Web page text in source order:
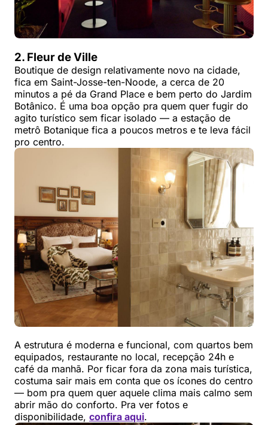
2. Fleur de Ville
Boutique de design relativamente novo na cidade,
fica em Saint-Josse-ten-Noode, a cerca de 20
minutos a pé da Grand Place e bem perto do Jardim
Botânico. É uma boa opção pra quem quer fugir do
agito turístico sem ficar isolado — a estação de
metrô Botanique fica a poucos metros e te leva fácil
pro centro.
A estrutura é moderna e funcional, com quartos bem
equipados, restaurante no local, recepção 24h e
café da manhã. Por ficar fora da zona mais turística,
costuma sair mais em conta que os ícones do centro
— bom pra quem quer aquele clima mais calmo sem
abrir mão do conforto. Pra ver fotos e
disponibilidade, confira aqui.